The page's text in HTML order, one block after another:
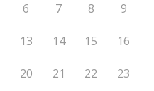
6 7 8 9
13 14 15 16
20 21 22 23